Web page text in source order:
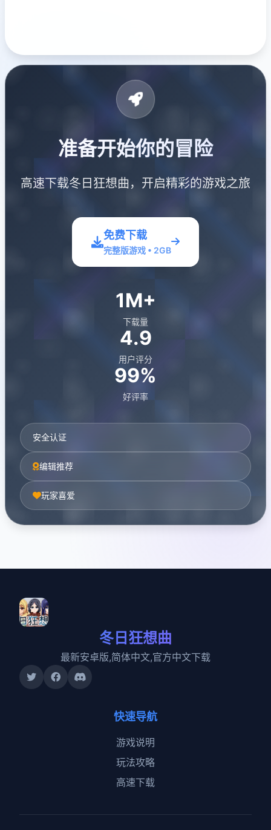
准备开始你的冒险
高速下载冬日狂想曲，开启精彩的游戏之旅
免费下载
完整版游戏 • 2GB
1M+
下载量
4.9
用户评分
99%
好评率
安全认证
编辑推荐
玩家喜爱
冬日狂想曲
最新安卓版,简体中文,官方中文下载
快速导航
游戏说明
玩法攻略
高速下载